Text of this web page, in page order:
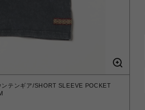
テンギア/SHORT SLEEVE POCKET